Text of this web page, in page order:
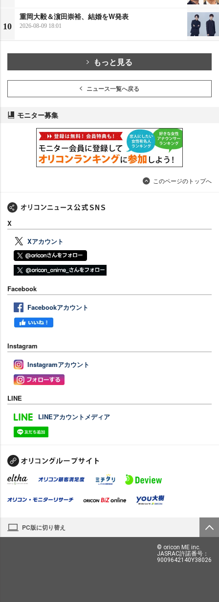
10
重岡大毅＆濵田崇裕、結婚をW発表
2026-08-09 18:01
もっと見る
ニュース一覧へ戻る
モニター募集
このページのトップへ
X
Xアカウント
Facebook
Facebookアカウント
Instagram
Instagramアカウント
LINE
LINEアカウントメディア
PC版に切り替え
© oricon ME inc.
JASRAC許諾番号：
9009642140Y38026